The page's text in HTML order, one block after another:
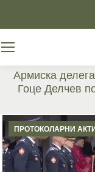
Армиска
Гоце Делчев
ПРОТОКОЛАРНИ